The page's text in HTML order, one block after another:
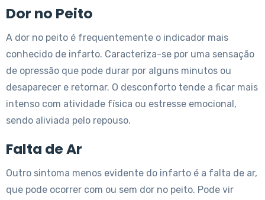
Dor no Peito
A dor no peito é frequentemente o indicador mais
conhecido de infarto. Caracteriza-se por uma sensação
de opressão que pode durar por alguns minutos ou
desaparecer e retornar. O desconforto tende a ficar mais
intenso com atividade física ou estresse emocional,
sendo aliviada pelo repouso.
Falta de Ar
Outro sintoma menos evidente do infarto é a falta de ar,
que pode ocorrer com ou sem dor no peito. Pode vir